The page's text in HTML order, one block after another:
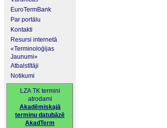
EuroTermBank
Par portālu
Kontakti
Resursi internetā
«Terminoloģijas
Jaunumi»
Atbalstītāji
Notikumi
LZA TK termini
atrodami
Akadēmiskajā
terminu datubāzē
AkadTerm